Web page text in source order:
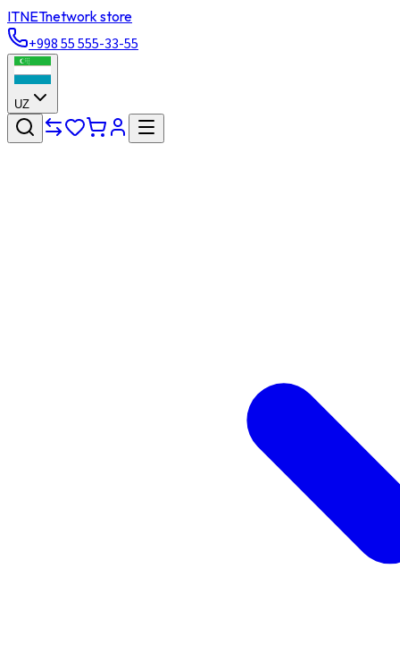
ITNETnetwork store
+998 55 555-33-55
UZ